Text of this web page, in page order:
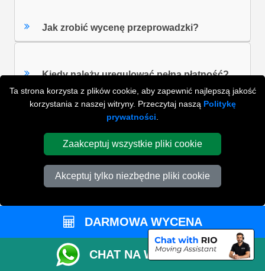
Ta strona korzysta z plików cookie, aby zapewnić najlepszą jakość
korzystania z naszej witryny. Przeczytaj naszą Politykę
prywatności
Zaakceptuj wszystkie pliki cookie
Akceptuj tylko niezbędne pliki cookie
Jak zrobić wycenę przeprowadzki?
Kiedy należy uregulować pełna płatność?
Jak dokładny jest kalkulator do
szacowannia rozmiaru vana?
ZOBACZ WSZYSTKIE FAQ'S
WYSZUKAJ W NAJCZĘŚCIEJ ZADAWANYCH
PYTANIACH
DARMOWA WYCENA
CHAT NA WHATSAPP